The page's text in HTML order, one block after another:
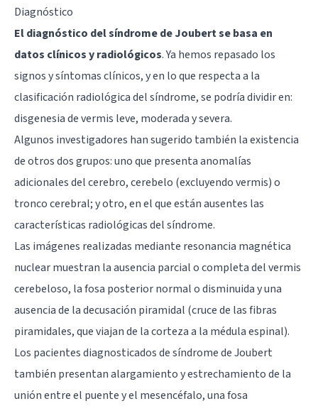
Diagnóstico
El diagnóstico del síndrome de Joubert se basa en
datos clínicos y radiológicos. Ya hemos repasado los
signos y síntomas clínicos, y en lo que respecta a la
clasificación radiológica del síndrome, se podría dividir en:
disgenesia de vermis leve, moderada y severa.
Algunos investigadores han sugerido también la existencia
de otros dos grupos: uno que presenta anomalías
adicionales del cerebro, cerebelo (excluyendo vermis) o
tronco cerebral; y otro, en el que están ausentes las
características radiológicas del síndrome.
Las imágenes realizadas mediante resonancia magnética
nuclear muestran la ausencia parcial o completa del vermis
cerebeloso, la fosa posterior normal o disminuida y una
ausencia de la decusación piramidal (cruce de las fibras
piramidales, que viajan de la corteza a la médula espinal).
Los pacientes diagnosticados de síndrome de Joubert
también presentan alargamiento y estrechamiento de la
unión entre el puente y el mesencéfalo, una fosa